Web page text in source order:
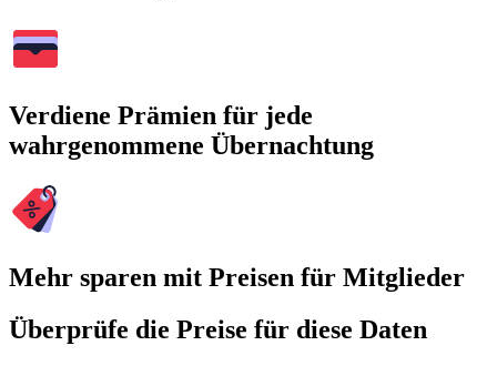
Verdiene Prämien für jede
wahrgenommene Übernachtung
Mehr sparen mit Preisen für Mitglieder
Überprüfe die Preise für diese Daten